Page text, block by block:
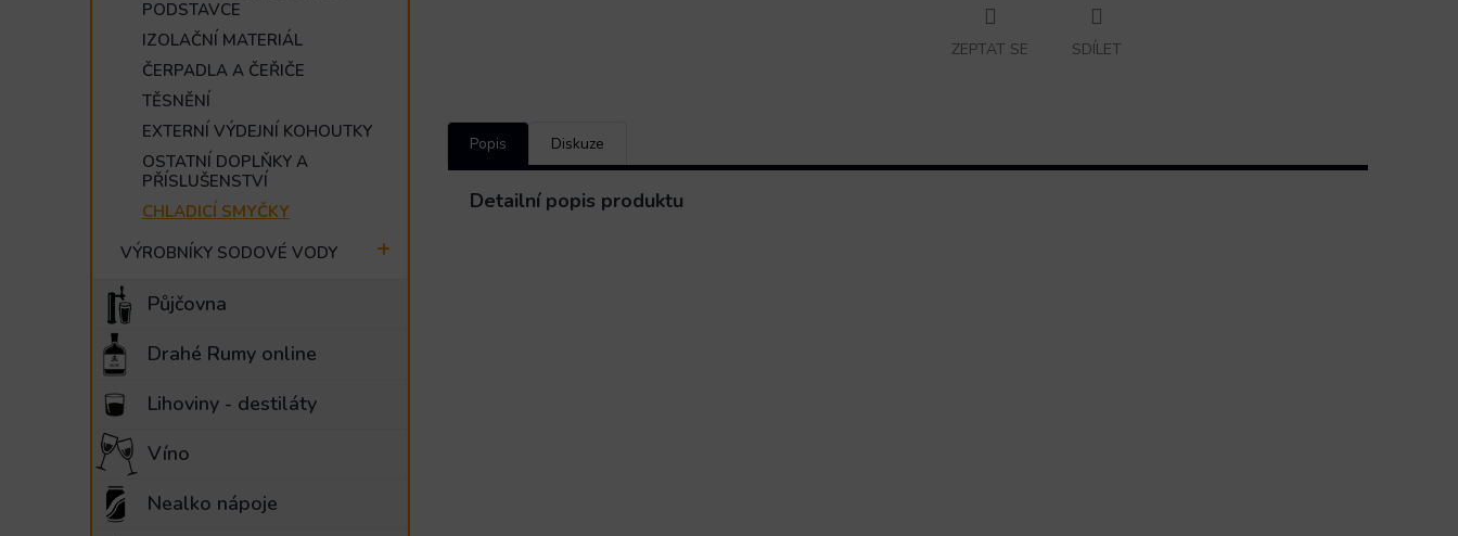
PODSTAVCE
IZOLAČNÍ MATERIÁL
ČERPADLA A ČEŘIČE
TĚSNĚNÍ
EXTERNÍ VÝDEJNÍ KOHOUTKY
OSTATNÍ DOPLŇKY A
PŘÍSLUŠENSTVÍ
CHLADICÍ SMYČKY
VÝROBNÍKY SODOVÉ VODY
Půjčovna
Drahé Rumy online
Lihoviny - destiláty
Víno
Nealko nápoje
ZEPTAT SE SDÍLET
Popis Diskuze
Detailní popis produktu